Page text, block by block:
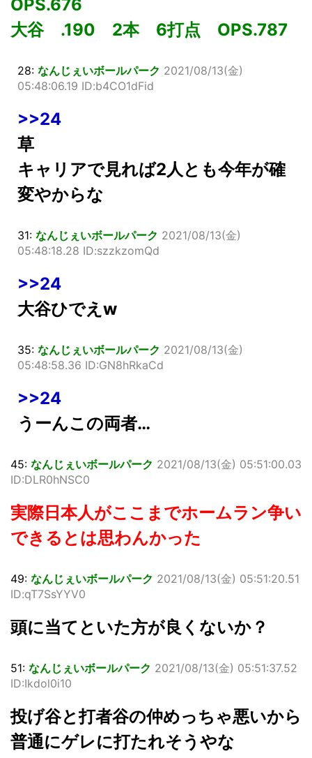
OPS.676
大谷 .190 2本 6打点 OPS.787
28: なんじぇいボールパーク 2021/08/13(金)
05:48:06.19 ID:b4CO1dFid
>>24
草
キャリアで見れば2人とも今年が確
変やからな
31: なんじぇいボールパーク 2021/08/13(金)
05:48:18.28 ID:szzkzomQd
>>24
大谷ひでえw
35: なんじぇいボールパーク 2021/08/13(金)
05:48:58.36 ID:GN8hRkaCd
>>24
うーんこの両者…
45: なんじぇいボールパーク 2021/08/13(金) 05:51:00.03
ID:DLR0hNSC0
実際日本人がここまでホームラン争い
できるとは思わんかった
49: なんじぇいボールパーク 2021/08/13(金) 05:51:20.51
ID:qT7SsYYV0
頭に当てといた方が良くないか？
51: なんじぇいボールパーク 2021/08/13(金) 05:51:37.52
ID:Ikdol0i10
投げ谷と打者谷の仲めっちゃ悪いから
普通にゲレに打たれそうやな